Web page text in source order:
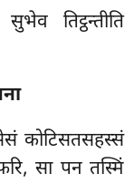
सुभेव तिट्ठन्तीति
कोटिसतसहस्सं
सा पन तस्मिं